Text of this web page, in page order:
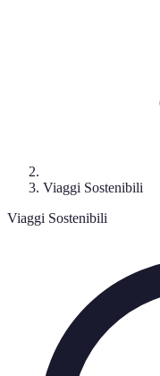
Viaggi Sostenibili
Viaggi Sostenibili